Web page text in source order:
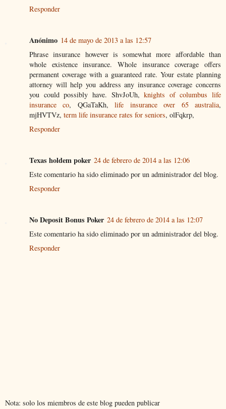
Responder
Anónimo 14 de mayo de 2013 a las 12:57
Phrase insurance however is somewhat more affordable than
whole existence insurance. Whole insurance coverage offers
permanent coverage with a guaranteed rate. Your estate planning
attorney will help you address any insurance coverage concerns
you could possibly have. ShvJoUh,knights of columbus life
insurance co, QGaTaKh,life insurance over 65 australia,
mjHVTVz, term life insurance rates for seniors, olFqkrp,
Responder
Texas holdem poker 24 de febrero de 2014 a las 12:06
Este comentario ha sido eliminado por un administrador del blog.
Responder
No Deposit Bonus Poker 24 de febrero de 2014 a las 12:07
Este comentario ha sido eliminado por un administrador del blog.
Responder
Nota: solo los miembros de este blog pueden publicar